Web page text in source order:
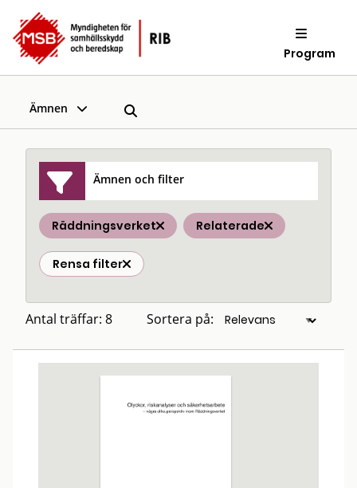
Program
Ämnen
Ämnen och filter
Räddningsverket Relaterade
Rensa filter
Antal träffar: 8 Sortera på: